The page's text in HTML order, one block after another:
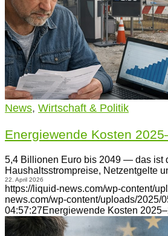
Suche
Menü Menü
News, Wirtschaft & Politik
Energiewende Kosten
5,4 Billionen Euro bis 2049 — das ist
Haushaltsstrompreise, Netzentgelte
22. April 2026
https://liquid-news.com/wp-content/
news.com/wp-content/uploads/2025/
04:57:27Energiewende Kosten